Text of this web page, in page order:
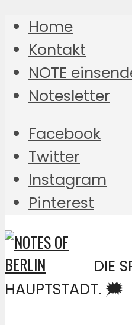
Home
Kontakt
NOTE
Notesletter
Facebook
Twitter
Instagram
Pinterest
DIE
HAUPTSTADT. 🗯️